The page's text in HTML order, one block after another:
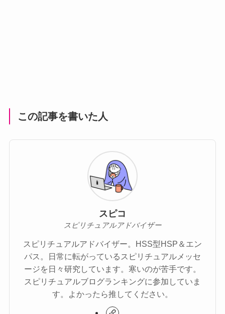
この記事を書いた人
スピコ
スピリチュアルアドバイザー
スピリチュアルアドバイザー。HSS型HSP＆エン
パス。日常に転がっているスピリチュアルメッセ
ージを日々研究しています。寒いのが苦手です。
スピリチュアルブログランキングに参加していま
す。よかったら推してください。